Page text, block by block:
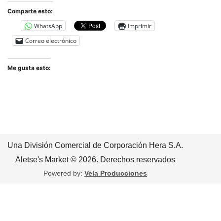
Comparte esto:
WhatsApp
Imprimir
Correo electrónico
Me gusta esto:
Una División Comercial de Corporación Hera S.A.
Aletse's Market © 2026. Derechos reservados
Powered by: Vela Producciones